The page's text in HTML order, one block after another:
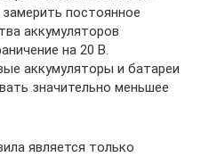
постоянное
аккумуляторов
на 20 В.
аккумуляторы и батареи
значительно меньшее
является только